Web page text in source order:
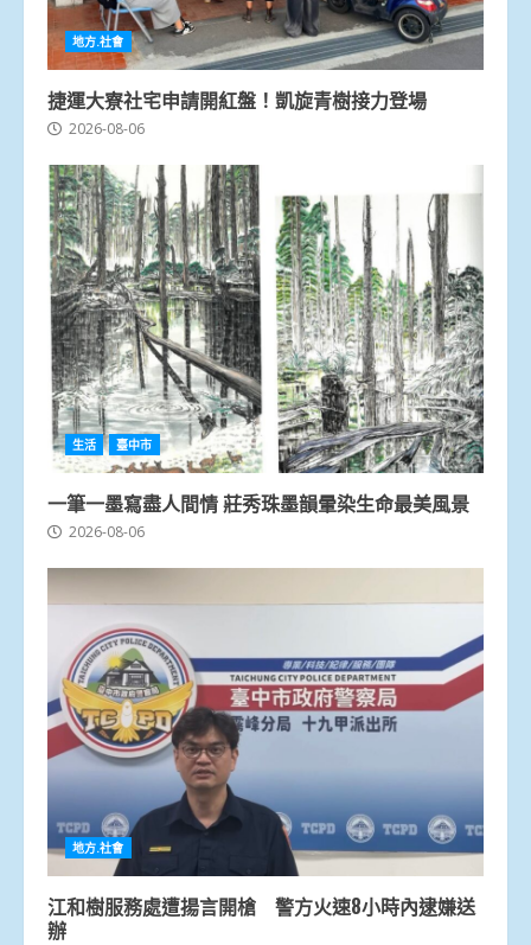
地方.社會
捷運大寮社宅申請開紅盤！凱旋青樹接力登場
2026-08-06
生活 臺中市
一筆一墨寫盡人間情 莊秀珠墨韻暈染生命最美風景
2026-08-06
地方.社會
江和樹服務處遭揚言開槍 警方火速8小時內逮嫌送
辦